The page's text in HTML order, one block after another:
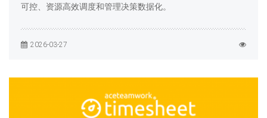
可控、资源高效调度和管理决策数据化。
2026-03-27